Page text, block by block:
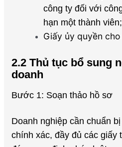
công ty đối với
hạn một thành viên;
Giấy ủy quyền
2.2 Thủ tục bổ sung
doanh
Bước 1: Soạn thảo hồ sơ
Doanh nghiệp cần chuẩn
chính xác, đầy đủ các giấy